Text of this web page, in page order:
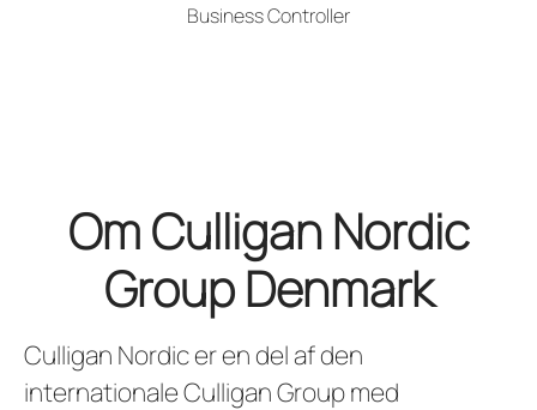
Business Controller
Om Culligan Nordic
Group Denmark
Culligan Nordic er en del af den
internationale Culligan Group med